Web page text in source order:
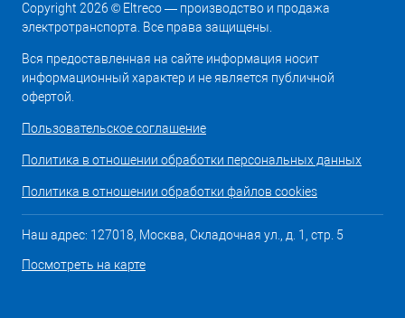
Copyright 2026 © Eltreco — производство и продажа
электротранспорта. Все права защищены.
Вся предоставленная на сайте информация носит
информационный характер и не является публичной
офертой.
Пользовательское соглашение
Политика в отношении обработки персональных данных
Политика в отношении обработки файлов cookies
Наш адрес: 127018, Москва, Складочная ул., д. 1, стр. 5
Посмотреть на карте